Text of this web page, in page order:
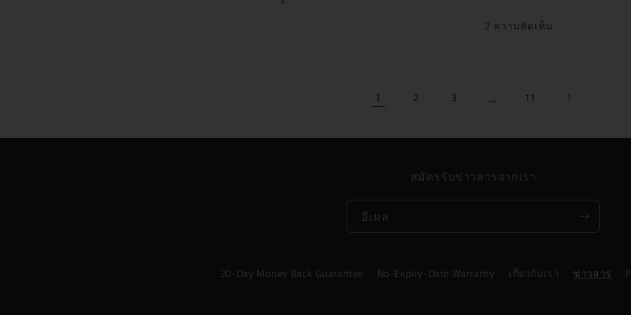
2 ความคิดเห็น
1 2 3 … 11
สมัครรับข่าวสารจากเรา
อีเมล
30-Day Money Back Guarantee No-Expiry-Date Warranty เกี่ยวกับเรา ข่าวสาร